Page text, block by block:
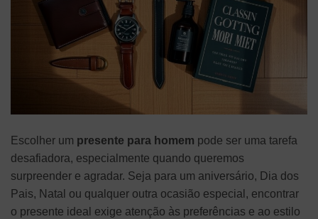
Escolher um presente para homem pode ser uma tarefa
desafiadora, especialmente quando queremos
surpreender e agradar. Seja para um aniversário, Dia dos
Pais, Natal ou qualquer outra ocasião especial, encontrar
o presente ideal exige atenção às preferências e ao estilo